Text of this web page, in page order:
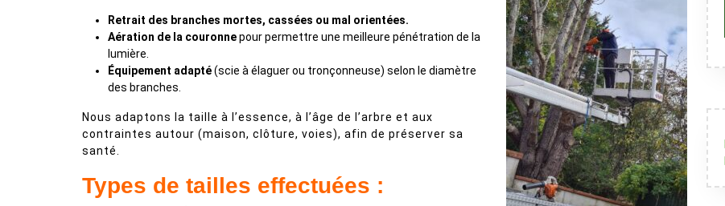
Retrait des branches mortes, cassées ou mal orientées.
Aération de la couronnepour permettre une meilleure pénétration de la
lumière.
Équipement adapté(scie à élaguer ou tronçonneuse) selon le diamètre
des branches.
Nous adaptons la taille à l’essence, à l’âge de l’arbre et aux
contraintes autour (maison, clôture, voies), afin de préserver sa
santé.
Types de tailles effectuées :